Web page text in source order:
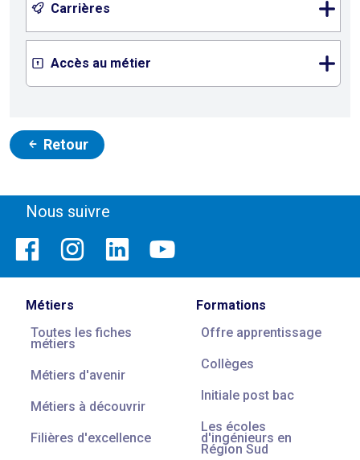
Carrières
Accès au métier
Retour
Nous suivre
Métiers
Toutes les fiches
métiers
Métiers d'avenir
Métiers à découvrir
Filières d'excellence
Formations
Offre apprentissage
Collèges
Initiale post bac
Les écoles
d'ingénieurs en
Région Sud